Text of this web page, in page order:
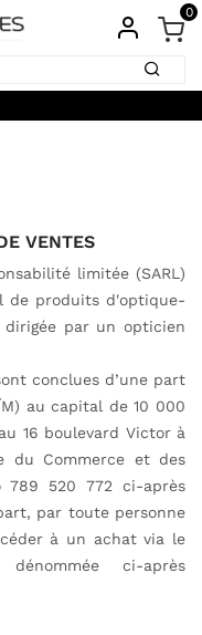
0
VENTES
limitée (SARL)
de produits d'optique-
par un opticien
conclues d’une part
au capital de 10 000
16 boulevard Victor à
du Commerce et des
789 520 772 ci-après
par toute personne
à un achatvia le
ci-après